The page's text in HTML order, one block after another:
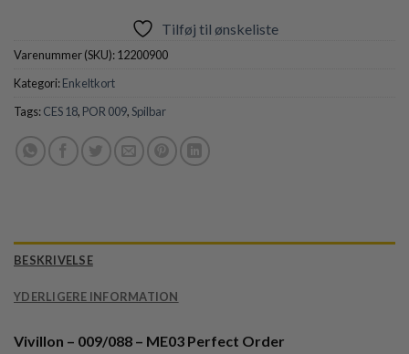
Tilføj til ønskeliste
Varenummer (SKU):12200900
Kategori:Enkeltkort
Tags:CES 18, POR 009,Spilbar
BESKRIVELSE
YDERLIGERE INFORMATION
Vivillon – 009/088 – ME03 Perfect Order